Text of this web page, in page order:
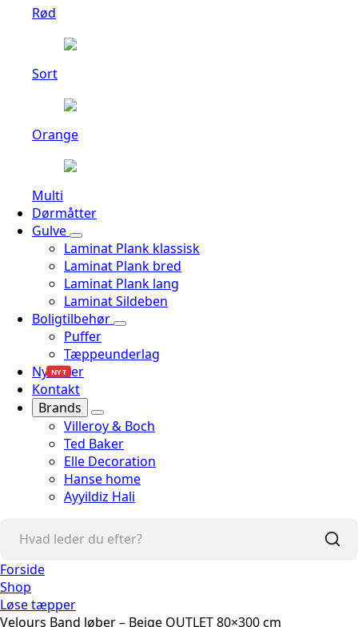
Rød
Sort
Orange
Multi
Dørmåtter
Gulve
Laminat Plank klassisk
Laminat Plank bred
Laminat Plank lang
Laminat Sildeben
Boligtilbehør
Puffer
Tæppeunderlag
Nyheder
NYT
Kontakt
Brands
Villeroy & Boch
Ted Baker
Elle Decoration
Hanse home
Ayyildiz Hali
Forside
Shop
Løse tæpper
Velours Band løber – Beige OUTLET 80×300 cm